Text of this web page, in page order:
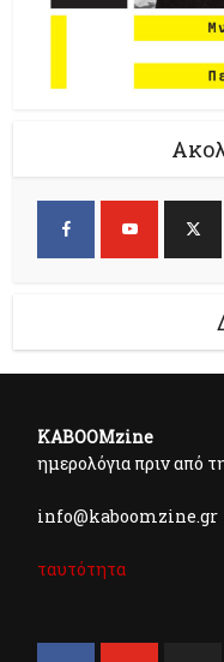
KABOOMzine
ημερολόγια πριν από
info@kaboomzine.gr
ταυτότητα